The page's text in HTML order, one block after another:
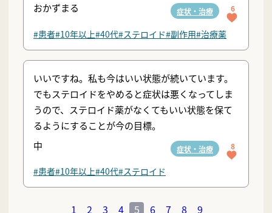
おかずまる
症状・治療 6
#患者#10年以上#40代#ステロイド#副作用#治療薬
いいですね。私も今はいい状態が続いています。
でもステロイドをやめると症状は悪くなってしま
うので、ステロイド薬がなくてもいい状態を保て
るようにすることが今の目標。
中
症状・治療 8
#患者#10年以上#40代#ステロイド
1 2 3 4 5 6 7 8 9